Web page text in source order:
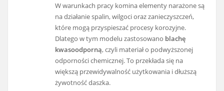
W warunkach pracy komina elementy narażone są
na działanie spalin, wilgoci oraz zanieczyszczeń,
które mogą przyspieszać procesy korozyjne.
Dlatego w tym modelu zastosowano blachę
kwasoodporną, czyli materiał o podwyższonej
odporności chemicznej. To przekłada się na
większą przewidywalność użytkowania i dłuższą
żywotność daszka.